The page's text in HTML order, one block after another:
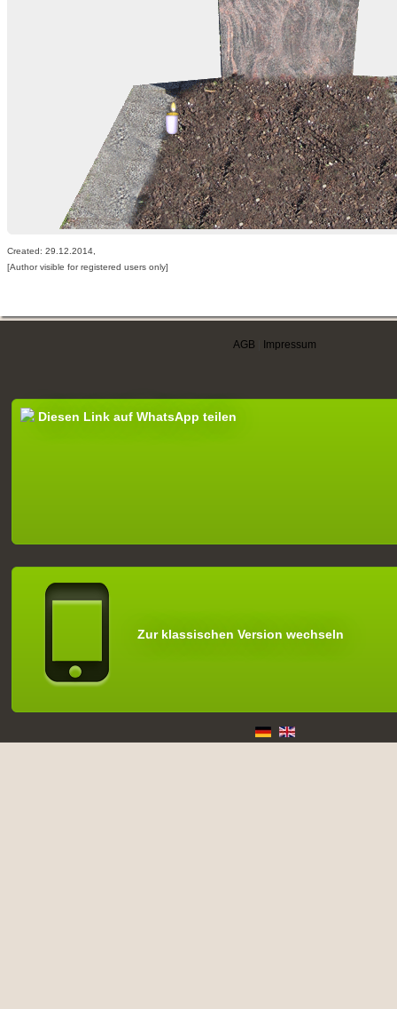
Created: 29.12.2014,
[Author visible for registered users only]
AGB Impressum
Diesen Link auf WhatsApp teilen
Zur klassischen Version wechseln